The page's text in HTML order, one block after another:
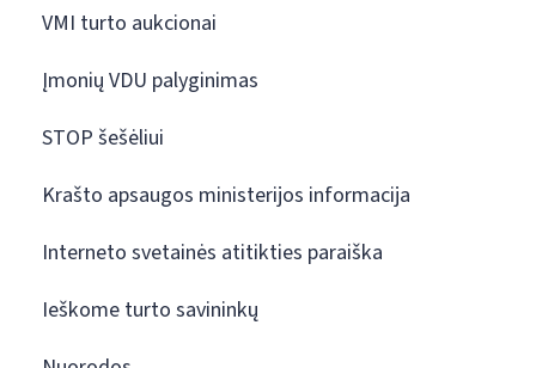
VMI turto aukcionai
Įmonių VDU palyginimas
STOP šešėliui
Krašto apsaugos ministerijos informacija
Interneto svetainės atitikties paraiška
Ieškome turto savininkų